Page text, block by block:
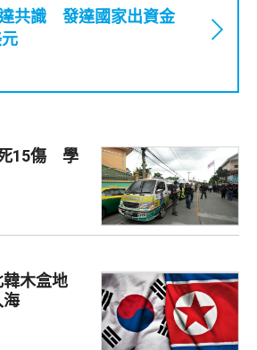
共識 發達國家出資金
15傷 學
木盒地